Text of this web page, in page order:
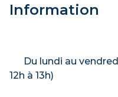
Information
Du lundi au
12h à 13h)